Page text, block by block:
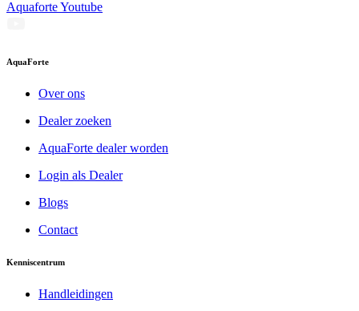
Aquaforte Youtube
AquaForte
Over ons
Dealer zoeken
AquaForte dealer worden
Login als Dealer
Blogs
Contact
Kenniscentrum
Handleidingen